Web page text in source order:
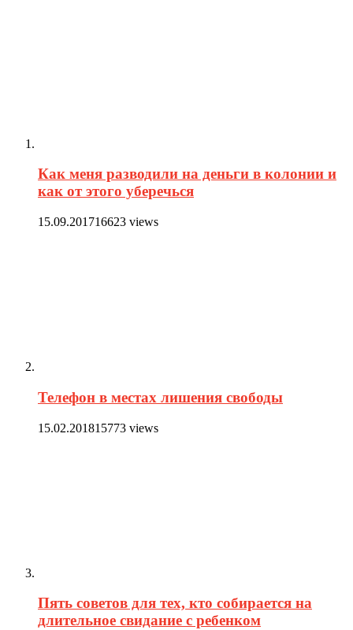
Как меня разводили на деньги в колонии и
как от этого уберечься
15.09.201716623 views
Телефон в местах лишения свободы
15.02.201815773 views
Пять советов для тех, кто собирается на
длительное свидание с ребенком